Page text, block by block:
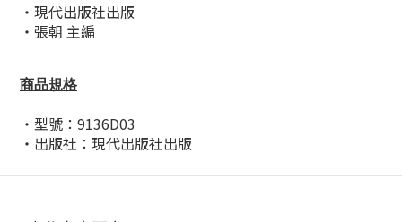
・現代出版社出版
・張朝 主編
商品規格
・型號：9136D03
・出版社： 現代出版社出版